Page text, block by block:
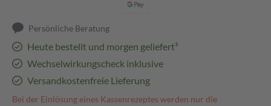
Persönliche Beratung
Heute bestellt und morgen geliefert³
Wechselwirkungscheck inklusive
Versandkostenfreie Lieferung
Bei der Einlösung eines Kassenrezeptes werden nur die